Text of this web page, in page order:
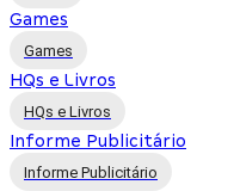
Games
Games
HQs e Livros
HQs e Livros
Informe Publicitário
Informe Publicitário